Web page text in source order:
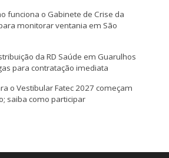
funciona o Gabinete de Crise da
monitorar ventania em São
da RD Saúde em Guarulhos
para contratação imediata
o Vestibular Fatec 2027 começam
saiba como participar